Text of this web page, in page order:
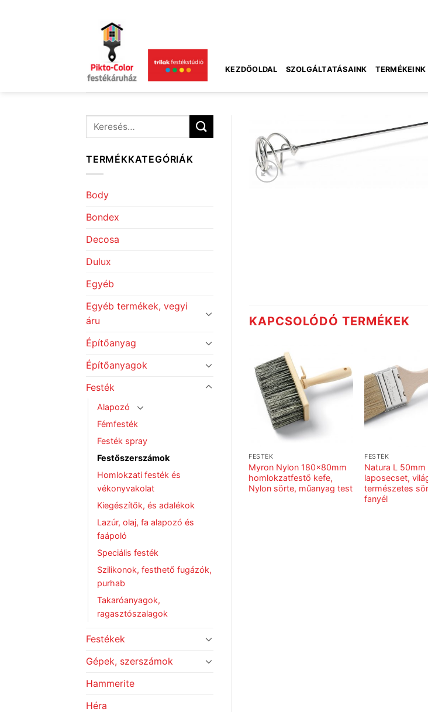
KEZDŐOLDAL SZOLGÁLTATÁSAINK TERMÉKEINK
Keresés
TERMÉKKATEGÓRIÁK
Body
Bondex
Decosa
Dulux
Egyéb
Egyéb termékek, vegyi
áru
Építőanyag
Építőanyagok
Festék
Alapozó
Fémfesték
Festék spray
Festőszerszámok
Homlokzati festék és
vékonyvakolat
Kiegészítők, és adalékok
Lazúr, olaj, fa alapozó és
faápoló
Speciális festék
Szilikonok, festhető fugázók,
purhab
Takaróanyagok,
ragasztószalagok
Festékek
Gépek, szerszámok
Hammerite
Héra
KAPCSOLÓDÓ TERMÉKEK
FESTÉK
Myron Nylon 180x80mm
homlokzatfestő kefe,
Nylon sörte, műanyag test
FESTÉK
Natura L 50mm
laposecset,
természetes
fanyél
21mm-es szálhossz
FESTÉK
fanyél